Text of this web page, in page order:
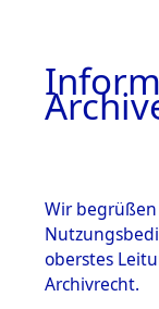
Wir begrüßen
oberstes
Archivrecht.